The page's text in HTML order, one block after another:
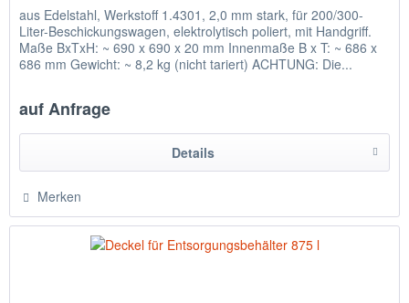
aus Edelstahl, Werkstoff 1.4301, 2,0 mm stark, für 200/300-
Liter-Beschickungswagen, elektrolytisch poliert, mit Handgriff.
Maße BxTxH: ~ 690 x 690 x 20 mm Innenmaße B x T: ~ 686 x
686 mm Gewicht: ~ 8,2 kg (nicht tariert) ACHTUNG: Die...
auf Anfrage
Details
Merken